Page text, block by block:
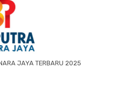
JAYA TERBARU 2025